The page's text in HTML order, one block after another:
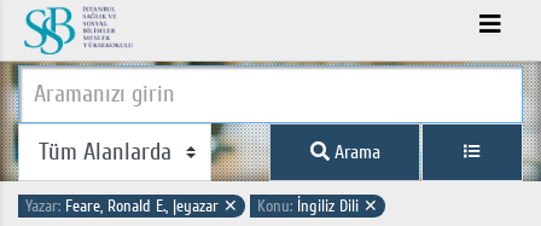
Arama
Yazar: Feare, Ronald E., |eyazar ✕ Konu: İngiliz Dili ✕